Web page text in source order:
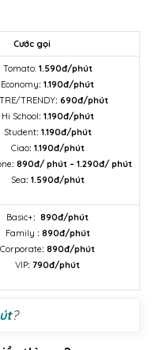
Cước gọi
Tomato: 1.590đ/phút
Economy: 1.190đ/phút
TRENDY: 690đ/phút
Hi School: 1.190đ/phút
Student: 1.190đ/phút
Ciao: 1.190đ/phút
: 890đ/ phút – 1.290đ/ phút
Sea: 1.590đ/phút
Basic+: 890đ/phút
Family : 890đ/phút
Corporate: 890đ/phút
VIP: 790đ/phút
?